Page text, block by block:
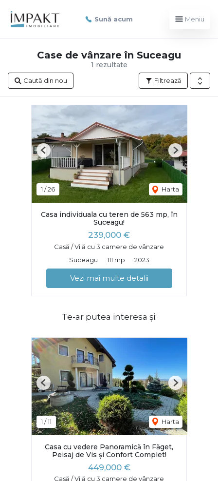
Sună acum Meniu
1 rezultate
Case de vânzare în Suceagu
Filtrează
Caută din nou
1 /26 Harta
Previous Next
Casa individuala cu teren de 563 mp, în
Suceagu!
239,000 €
Casă / Vilă cu 3 camere de vânzare
Suceagu
111 mp 2023
Vezi mai multe detalii
Te-ar putea interesa și:
1 /11 Harta
Previous Next
Casa cu vedere Panoramică în Făget,
Peisaj de Vis și Confort Complet!
449,000 €
Casă / Vilă cu 3 camere de vânzare